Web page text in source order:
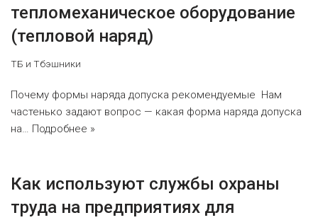
тепломеханическое оборудование
(тепловой наряд)
ТБ и Тбэшники
Почему формы наряда допуска рекомендуемые Нам
частенько задают вопрос — какая форма наряда допуска
на… Подробнее »
Как используют службы охраны
труда на предприятиях для